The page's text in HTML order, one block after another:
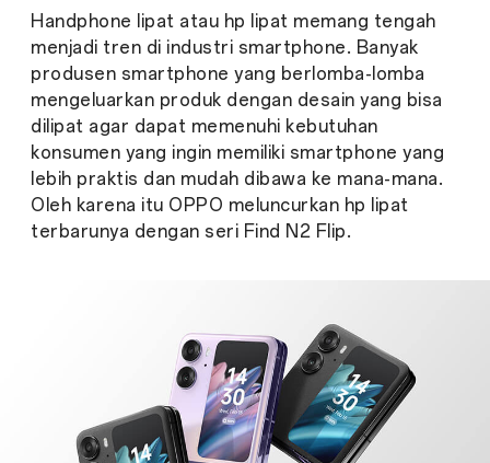
Handphone lipat atau hp lipat memang tengah
menjadi tren di industri smartphone. Banyak
produsen smartphone yang berlomba-lomba
mengeluarkan produk dengan desain yang bisa
dilipat agar dapat memenuhi kebutuhan
konsumen yang ingin memiliki smartphone yang
lebih praktis dan mudah dibawa ke mana-mana.
Oleh karena itu OPPO meluncurkan hp lipat
terbarunya dengan seri Find N2 Flip.